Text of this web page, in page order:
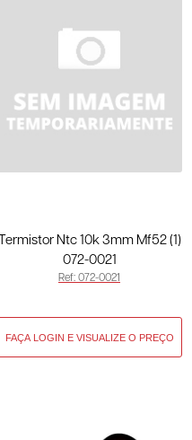
Termistor Ntc 10k 3mm Mf52 (1)
072-0021
Ref: 072-0021